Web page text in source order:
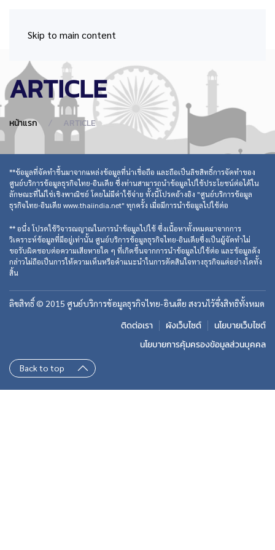
Skip to main content
ARTICLE
หน้าแรก ARTICLE
**ข้อมูลที่จัดทำขึ้นมาจากแหล่งข้อมูลที่น่าเชื่อถือ และถือเป็นลิขสิทธิ์การจัดทำของ
ศูนย์บริการข้อมูลธุรกิจไทย-อินเดีย ซึ่งท่านสามารถนำข้อมูลไปใช้ประโยชน์ต่อได้ใน
ลักษณะที่ไม่ใช่เชิงพาณิชย์ โดยไม่มีค่าใช้จ่าย ทั้งนี้โปรดอ้างอิง "ศูนย์บริการข้อมูล
ธุรกิจไทย-อินเดีย www.thaiindia.net" ทุกครั้ง เมื่อมีการนำข้อมูลไปใช้ต่อ
** อนึ่ง โปรดใช้วิจารณญาณในการนำข้อมูลไปใช้ ซึ่งเนื้อหาทั้งหมดมาจากการ
วิเคราะห์ข้อมูลที่มีอยู่เท่านั้น ศูนย์บริการข้อมูลธุรกิจไทย-อินเดียซึ่งเป็นผู้จัดทำไม่
ขอรับผิดชอบต่อความเสียหายใด ๆ ที่เกิดขึ้นจากการนำข้อมูลไปใช้ต่อ และข้อมูลดัง
กล่าวไม่ถือเป็นการให้ความเห็นหรือคำแนะนำในการตัดสินใจทางธุรกิจแต่อย่างใดทั้ง
สิ้น
ลิขสิทธิ์ © 2015 ศูนย์บริการข้อมูลธุรกิจไทย-อินเดีย สงวนไว้ซึ่งสิทธิทั้งหมด
ติดต่อเรา ผังเว็บไซต์
นโยบายเว็บไซต์
นโยบายการคุ้มครองข้อมูลส่วนบุคคล
Back to top